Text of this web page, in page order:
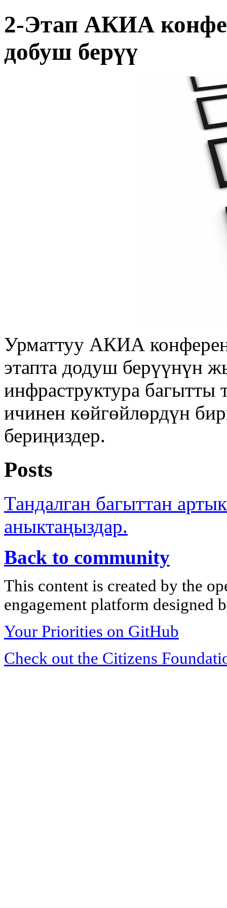
2-Этап АКИА
добуш берүү
Урматтуу АКИА
этапта додуш берүүнүн
инфраструктура багытты
ичинен көйгөйлөрдүн
бериңиздер.
Posts
Тандалган багыттан
аныктаңыздар.
Back to community
This content is created by the
engagement platform designed
Your Priorities on GitHub
Check out the Citizens